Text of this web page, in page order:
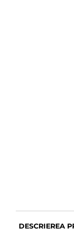
DESCRIEREA